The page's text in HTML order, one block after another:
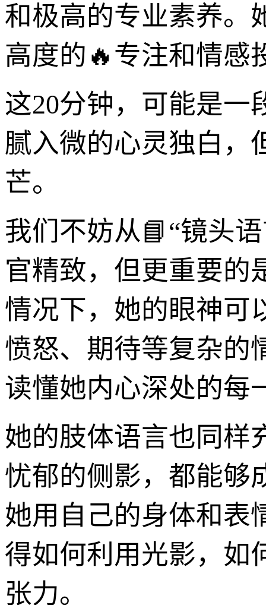
和极高的专业素养。
高度的🔥专注和情感
这20分钟，可能是一
腻入微的心灵独白，
芒。
我们不妨从📘“镜头
官精致，但更重要的
情况下，她的眼神可
愤怒、期待等复杂的
读懂她内心深处的每
她的肢体语言也同样
忧郁的侧影，都能够
她用自己的身体和表
得如何利用光影，如
张力。